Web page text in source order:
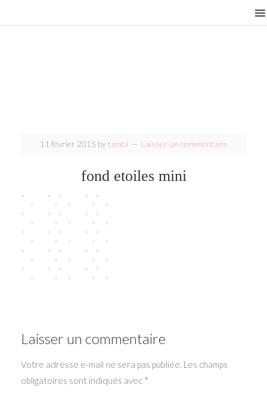
11 février 2015 bytamoi Laisser un commentaire
fond etoiles mini
Laisser un commentaire
Votre adresse e-mail ne sera pas publiée. Les champs
obligatoires sont indiqués avec *